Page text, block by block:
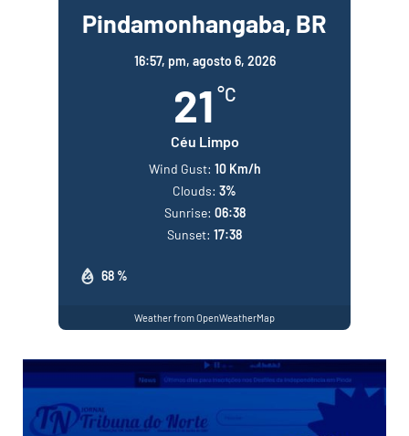
Pindamonhangaba, BR
16:57, pm, agosto 6, 2026
21 °C
Céu Limpo
68 %
Wind Gust: 10 Km/h
Clouds: 3%
Sunrise: 06:38
Sunset: 17:38
Weather from OpenWeatherMap